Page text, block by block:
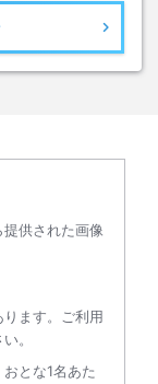
供された画像
ります。ご利用
。
とな1名あた